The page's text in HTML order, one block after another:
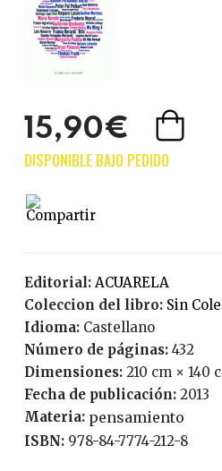
15,90€
Editorial:
ACUARELA
Coleccion del libro:
Sin
Idioma:
Castellano
Número de páginas:
432
Dimensiones: 210 cm × 140
Fecha de publicación:
2013
Materia: pensamiento
ISBN: 978-84-7774-212-8